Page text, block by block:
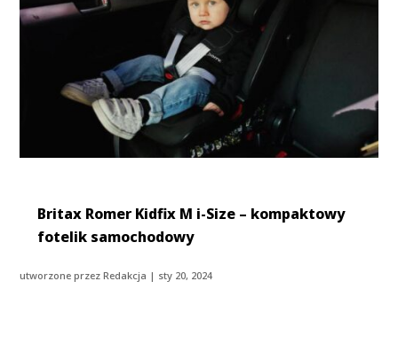
Britax Romer Kidfix M i-Size – kompaktowy
fotelik samochodowy
utworzone przezRedakcja | sty 20, 2024